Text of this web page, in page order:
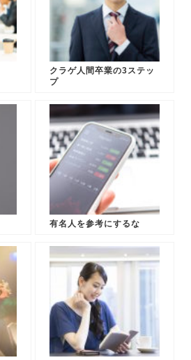
クラゲ人間卒業の3ステッ
プ
有名人を参考にするな